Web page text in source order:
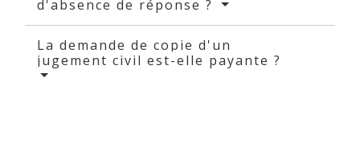
d'absence de réponse ?
La demande de copie d'un
jugement civil est-elle payante ?